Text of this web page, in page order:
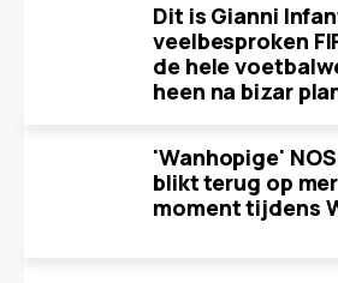
Dit is Gianni
veelbesproken
de hele
heen na bizar
'Wanhopige'
blikt terug op
moment tijdens